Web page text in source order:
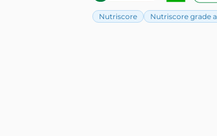
Nutriscore Nutriscore grade a